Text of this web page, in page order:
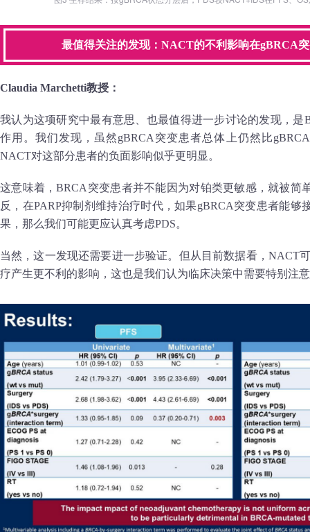
最值得关注的发现：NACT的不利影响在gBRCA
Claudia Marchetti教授：
我认为这项研究中最有意思、也最值得进一步讨论的发现，是
作用。我们发现，虽然gBRCA突变患者总体上仍然比
NACT对这部分患者的负面影响似乎更明显。
这意味着，BRCA突变患者并不能因为对铂类更敏感，就被简
反，在PARP抑制剂维持治疗时代，如果gBRCA突变患者能够
果，那么我们可能更应认真考虑PDS。
当然，这一发现还需要进一步验证。但从目前数据看，NACT
疗产生更不利的影响，这也是我们认为临床决策中需要特别注